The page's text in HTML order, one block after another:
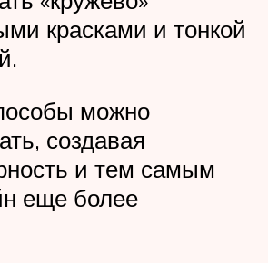
красками и тонкой
можно
создавая
и тем самым
еще более